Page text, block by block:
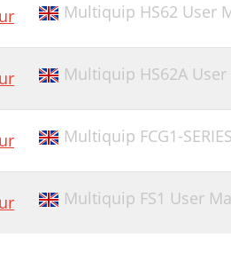
Multiquip HS62 User
Multiquip HS62A
Multiquip FCG1-
Multiquip FS1 User